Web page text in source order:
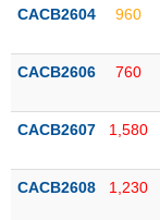
Niêm
bổ
sung
Hủy
niêm
Theo
CACB2604 960
CACB2606 760
CACB2607 1,580
CACB2608 1,230
SINH
PHIẾU